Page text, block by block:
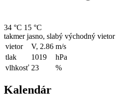
34 °C 15 °C
takmer jasno, slabý východný vietor
vietor
V, 2.86 m/s
tlak
1019
hPa
vlhkosť 23 %
Kalendár